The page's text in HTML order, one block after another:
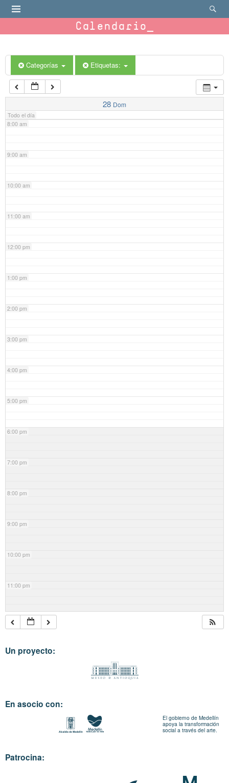
Calendario
Categorías Etiquetas:
28 Dom
Todo el día
6:00 am
7:00 am
8:00 am
9:00 am
10:00 am
11:00 am
12:00 pm
1:00 pm
2:00 pm
3:00 pm
4:00 pm
5:00 pm
6:00 pm
7:00 pm
8:00 pm
9:00 pm
10:00 pm
11:00 pm
Un proyecto:
En asocio con:
El gobierno de Medellín
apoya la transformación
social a través del arte.
Patrocina: